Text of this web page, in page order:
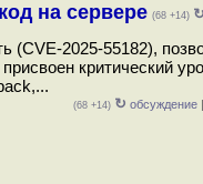
на сервере (68 +14) ↻
(CVE-2025-55182),
критический
(68 +14) ↻ обсуждение |